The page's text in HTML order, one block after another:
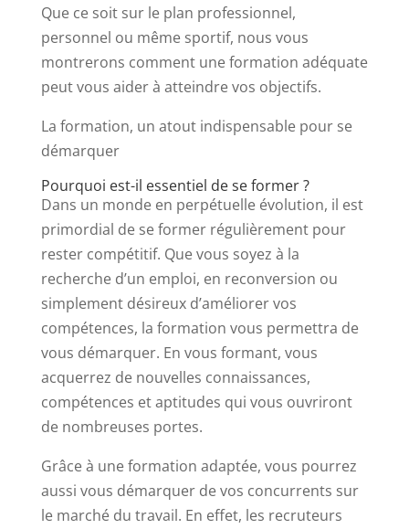
Que ce soit sur le plan professionnel,
personnel ou même sportif, nous vous
montrerons comment une formation adéquate
peut vous aider à atteindre vos objectifs.
La formation, un atout indispensable pour se
démarquer
Pourquoi est-il essentiel de se former ?
Dans un monde en perpétuelle évolution, il est
primordial de se former régulièrement pour
rester compétitif. Que vous soyez à la
recherche d’un emploi, en reconversion ou
simplement désireux d’améliorer vos
compétences, la formation vous permettra de
vous démarquer. En vous formant, vous
acquerrez de nouvelles connaissances,
compétences et aptitudes qui vous ouvriront
de nombreuses portes.
Grâce à une formation adaptée, vous pourrez
aussi vous démarquer de vos concurrents sur
le marché du travail. En effet, les recruteurs